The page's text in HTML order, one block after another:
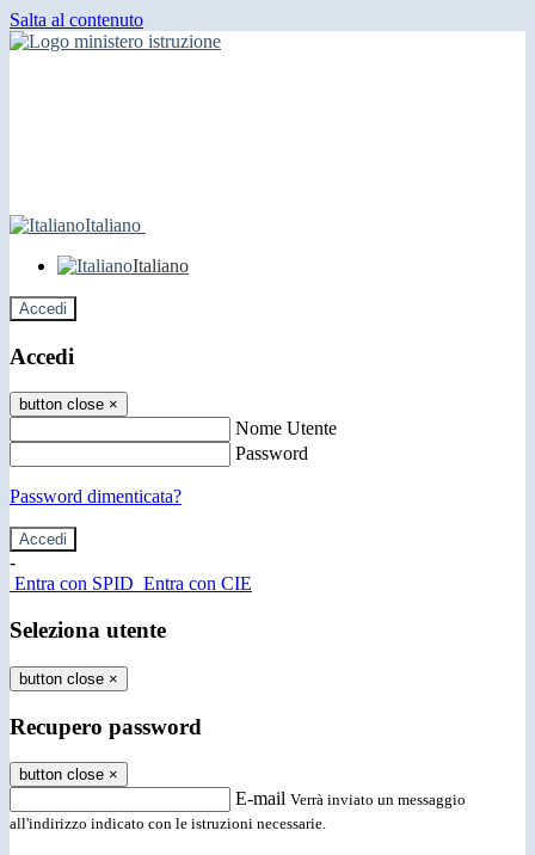
Salta al contenuto
Italiano
Italiano
Accedi
Accedi
button close ×
Nome Utente
Password
Password dimenticata?
-
Entra con SPID Entra con CIE
Seleziona utente
button close ×
Recupero password
button close ×
E-mail Verrà inviato un messaggio
all'indirizzo indicato con le istruzioni necessarie.